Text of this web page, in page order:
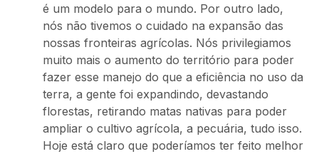
é um modelo para o mundo. Por outro lado,
nós não tivemos o cuidado na expansão das
nossas fronteiras agrícolas. Nós privilegiamos
muito mais o aumento do território para poder
fazer esse manejo do que a eficiência no uso da
terra, a gente foi expandindo, devastando
florestas, retirando matas nativas para poder
ampliar o cultivo agrícola, a pecuária, tudo isso.
Hoje está claro que poderíamos ter feito melhor